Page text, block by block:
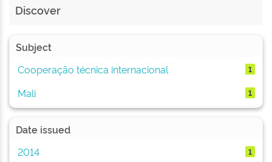
Discover
Subject
Cooperação técnica internacional
1
Mali 1
Date issued
2014
1